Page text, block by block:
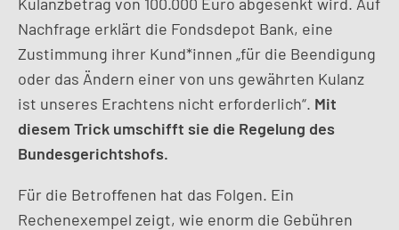
Nachfrage erklärt die Fondsdepot Bank, eine
Zustimmung ihrer Kund*innen „für die Beendigung
oder das Ändern einer von uns gewährten Kulanz
ist unseres Erachtens nicht erforderlich“. Mit
diesem Trick umschifft sie die Regelung des
Bundesgerichtshofs.
Für die Betroffenen hat das Folgen. Ein
Rechenexempel zeigt, wie enorm die Gebühren